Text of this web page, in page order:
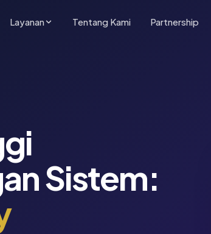
Layanan Tentang Kami Partnership
Sistem: